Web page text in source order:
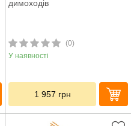
димоходів
(0)
У наявності
1 957 грн